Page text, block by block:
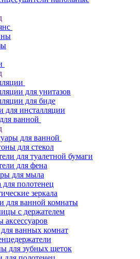
для унитазов
для биде
для инсталляции
ванной
для ванной
для стекол
для туалетной бумаги
для фена
для мыла
для полотенец
зеркала
для ванной комнаты
с держателем
аксессуаров
ванных комнат
для зубных щеток